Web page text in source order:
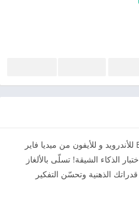
تحميل لعبة اختبار الذكاء Brain Test للأندرويد و للأيفون من ميديا فاير
الذكاء الشيقة! تسلّى بالألغاز
الذهنية وتحسّن التفكير